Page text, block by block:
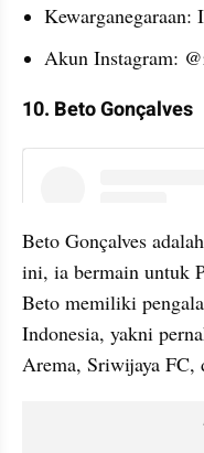
Kewarganegaraan:
Akun Instagram:
10. Beto Gonçalves
Beto Gonçalves adalah
ini, ia bermain untuk
Beto memiliki
Indonesia, yakni
Arema, Sriwijaya FC,